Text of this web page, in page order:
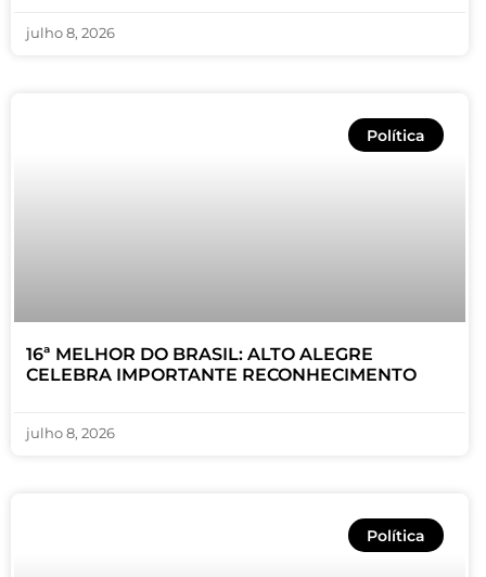
julho 8, 2026
Política
16ª MELHOR DO BRASIL: ALTO ALEGRE
CELEBRA IMPORTANTE RECONHECIMENTO
julho 8, 2026
Política